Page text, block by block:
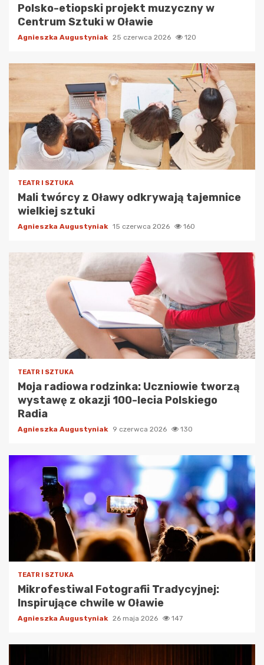
Polsko-etiopski projekt muzyczny w
Centrum Sztuki w Oławie
Agnieszka Augustyniak 25 czerwca 2026 120
TEATR I SZTUKA
Mali twórcy z Oławy odkrywają tajemnice
wielkiej sztuki
Agnieszka Augustyniak 15 czerwca 2026 160
TEATR I SZTUKA
Moja radiowa rodzinka: Uczniowie tworzą
wystawę z okazji 100-lecia Polskiego
Radia
Agnieszka Augustyniak 9 czerwca 2026 130
TEATR I SZTUKA
Mikrofestiwal Fotografii Tradycyjnej:
Inspirujące chwile w Oławie
Agnieszka Augustyniak 26 maja 2026 147